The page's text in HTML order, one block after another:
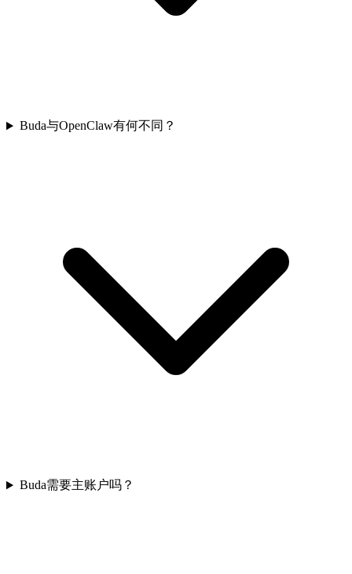
Buda与OpenClaw有何不同？
Buda需要主账户吗？